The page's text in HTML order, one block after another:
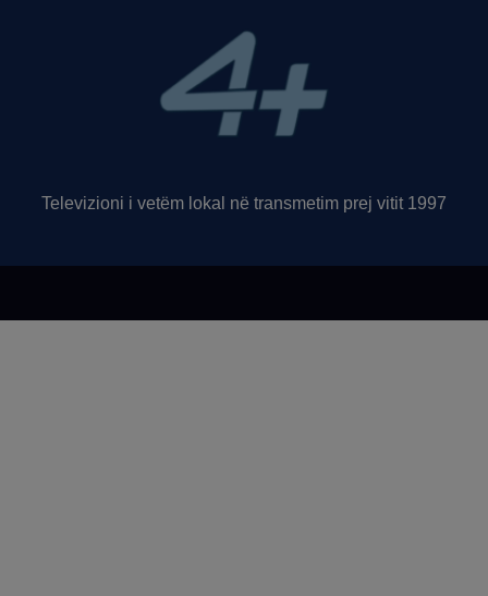
Televizioni i vetëm lokal në transmetim prej vitit 1997